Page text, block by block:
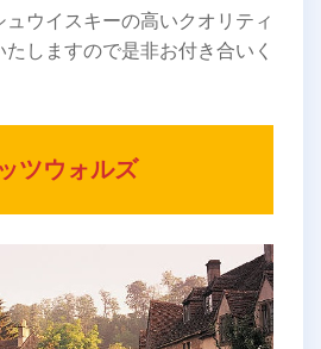
ウイスキーの高いクオリティ
しますので是非お付き合いく
ツウォルズ